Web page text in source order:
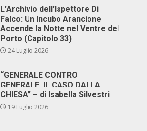
L’Archivio dell’Ispettore Di
Falco: Un Incubo Arancione
Accende la Notte nel Ventre del
Porto (Capitolo 33)
24 Luglio 2026
“GENERALE CONTRO
GENERALE. IL CASO DALLA
CHIESA” – di Isabella Silvestri
19 Luglio 2026